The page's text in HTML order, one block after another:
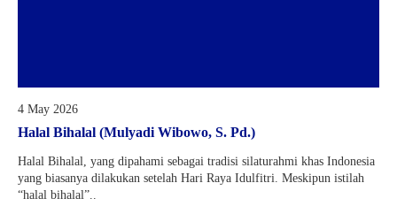
4 May 2026
Halal Bihalal (Mulyadi Wibowo, S. Pd.)
Halal Bihalal, yang dipahami sebagai tradisi silaturahmi khas Indonesia
yang biasanya dilakukan setelah Hari Raya Idulfitri. Meskipun istilah
“halal bihalal”..